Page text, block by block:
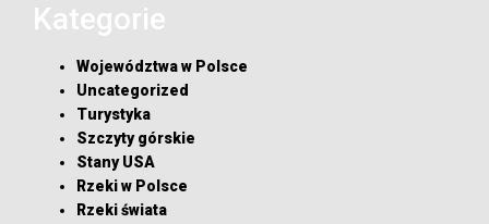
Kategorie
Województwa w Polsce
Uncategorized
Turystyka
Szczyty górskie
Stany USA
Rzeki w Polsce
Rzeki świata